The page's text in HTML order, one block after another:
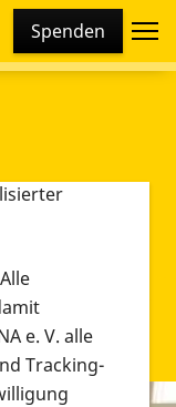
Spenden
und
und
e. V. alle
Tracking-